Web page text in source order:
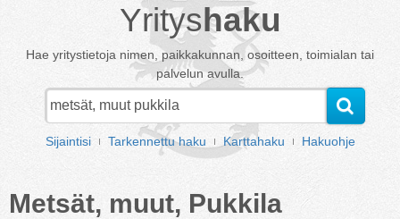
Yrityshaku
Hae yritystietoja nimen, paikkakunnan, osoitteen, toimialan tai
palvelun avulla.
Sijaintisi Tarkennettu haku Karttahaku Hakuohje
Metsät, muut, Pukkila